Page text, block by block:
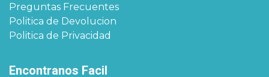
Preguntas Frecuentes
Politica de Devolucion
Politica de Privacidad
Encontranos Facil​​​